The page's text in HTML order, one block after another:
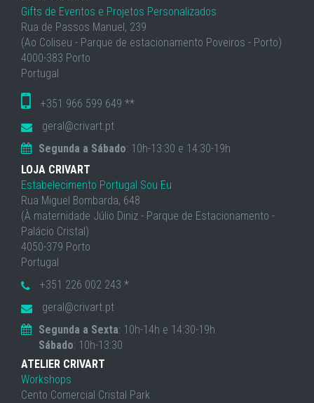
Gifts de Eventos e Projetos Personalizados
Rua de Passos Manuel, 239
(Ao Coliseu - Parque de estacionamento Poveiros - Porto)
4000-383 Porto
Portugal
+351 966 599 649 **
geral@crivart.pt
Segunda a Sábado: 10h-13:30 e 14:30-19h
LOJA CRIVART
Estabelecimento Portugal Sou Eu
Rua Miguel Bombarda, 648
(À maternidade Júlio Diniz - Parque de Estacionamento -
Palácio Cristal)
4050-379 Porto
Portugal
+351 226 002 243 *
geral@crivart.pt
Segunda a Sexta: 10h-14h e 14:30-19h
Sábado: 10h-13:30
ATELIER CRIVART
Workshops
Cento Comercial Cristal Park